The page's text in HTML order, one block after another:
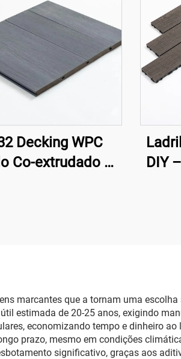
Decking WPC
Co-extrudado –
DIY
marcantes que a tornam uma
estimada de 20-25 anos, exigindo
economizando tempo e dinheiro
prazo, mesmo em condições
significativo, graças aos